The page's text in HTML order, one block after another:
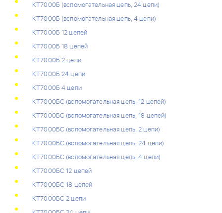
КТ7000Б (вспомогательная цепь, 24 цепи)
КТ7000Б (вспомогательная цепь, 4 цепи)
КТ7000Б 12 цепей
КТ7000Б 18 цепей
КТ7000Б 2 цепи
КТ7000Б 24 цепи
КТ7000Б 4 цепи
КТ7000БС (вспомогательная цепь, 12 цепей)
КТ7000БС (вспомогательная цепь, 18 цепей)
КТ7000БС (вспомогательная цепь, 2 цепи)
КТ7000БС (вспомогательная цепь, 24 цепи)
КТ7000БС (вспомогательная цепь, 4 цепи)
КТ7000БС 12 цепей
КТ7000БС 18 цепей
КТ7000БС 2 цепи